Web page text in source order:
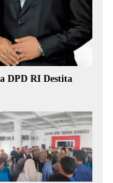
DPD RI Destita